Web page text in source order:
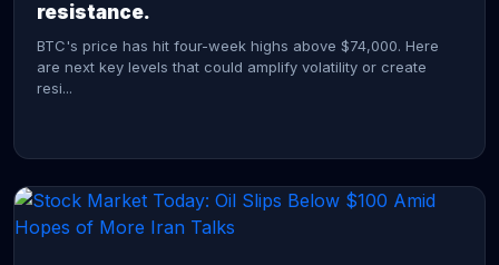
resistance.
BTC's price has hit four-week highs above $74,000. Here
are next key levels that could amplify volatility or create
resi...